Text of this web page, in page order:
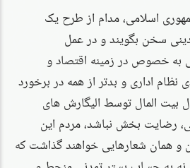
اسلامی، مدام از طرح یک
سخن بگویند و در عمل
به خصوص در زمینه اقتصاد و
نظام اداری و بدتر از همه در برخورد
بیت المال توسط الیگارش های
رضایت بخش نباشد، مردم این
و همان شعارهایی خواهند گذاشت که